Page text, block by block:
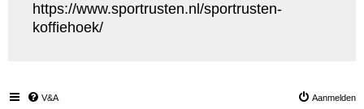
https://www.sportrusten.nl/sportrusten-
koffiehoek/
V&A Aanmelden